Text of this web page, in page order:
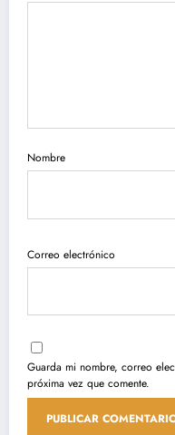
Nombre
Correo electrónico
Guarda mi nombre, correo
próxima vez que comente.